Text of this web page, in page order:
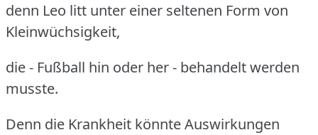
denn Leo litt unter einer seltenen Form von
Kleinwüchsigkeit,
die - Fußball hin oder her - behandelt werden
musste.
Denn die Krankheit könnte Auswirkungen